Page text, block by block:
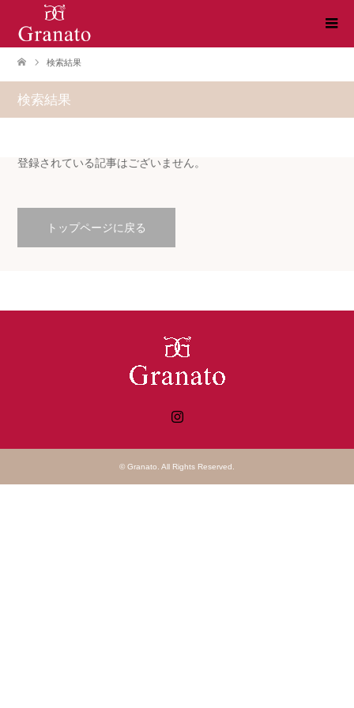
検索結果
検索結果
登録されている記事はございません。
トップページに戻る
© Granato . All Rights Reserved.